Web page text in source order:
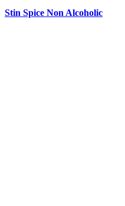
Stin Spice Non Alcoholic